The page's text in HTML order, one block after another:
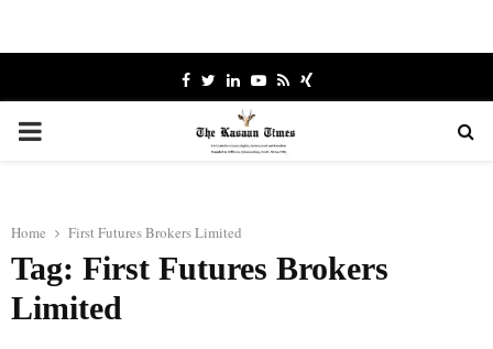
Facebook
TwitterLinkedinYoutube
RssXing
PRIMARY
Home First Futures Brokers Limited
Tag: First Futures Brokers
Limited